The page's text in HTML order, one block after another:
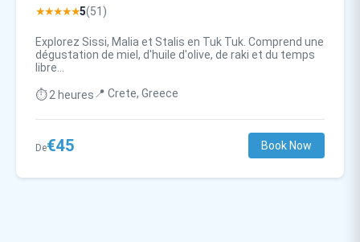
★★★★★5(51)
Explorez Sissi, Malia et Stalis en Tuk Tuk. Comprend une
dégustation de miel, d'huile d'olive, de raki et du temps
libre...
⏱️ 2 heures📍 Crete, Greece
De€45 Book Now